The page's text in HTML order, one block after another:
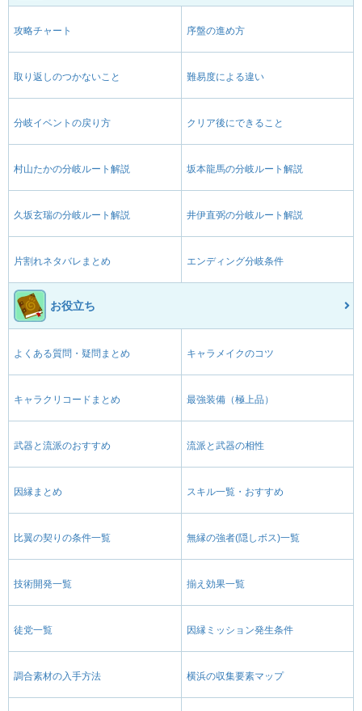
攻略チャート 序盤の進め方
取り返しのつかないこと 難易度による違い
分岐イベントの戻り方 クリア後にできること
村山たかの分岐ルート解説 坂本龍馬の分岐ルート解説
久坂玄瑞の分岐ルート解説 井伊直弼の分岐ルート解説
片割れネタバレまとめ エンディング分岐条件
お役立ち
よくある質問・疑問まとめ キャラメイクのコツ
キャラクリコードまとめ 最強装備（極上品）
武器と流派のおすすめ 流派と武器の相性
因縁まとめ スキル一覧・おすすめ
比翼の契りの条件一覧 無縁の強者(隠しボス)一覧
技術開発一覧 揃え効果一覧
徒党一覧 因縁ミッション発生条件
調合素材の入手方法 横浜の収集要素マップ